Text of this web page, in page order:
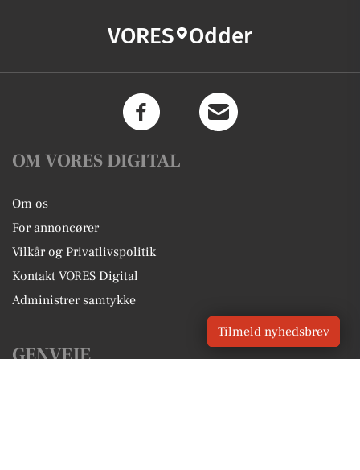
VORES Odder
OM VORES DIGITAL
Om os
For annoncører
Vilkår og Privatlivspolitik
Kontakt VORES Digital
Administrer samtykke
GENVEJE
Tilmeld nyhedsbrev